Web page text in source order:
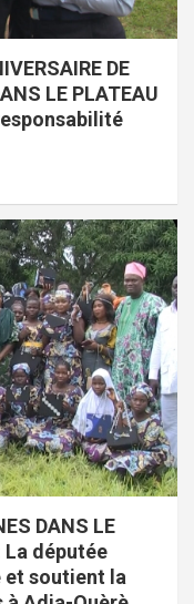
DE
LE PLATEAU
DANS LE
La députée
et soutient la